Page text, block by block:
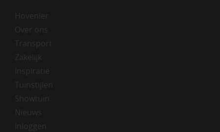
Hovenier
Over ons
Transport
Zakelijk
Inspiratie
Tuinstijlen
Showtuin
Nieuws
Inloggen